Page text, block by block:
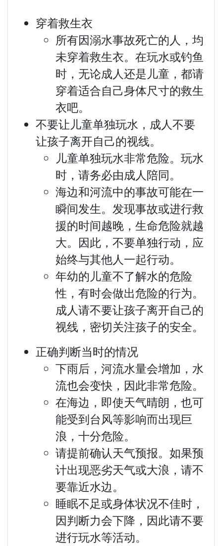
穿着救生衣
所有因溺水事故死亡的人，均
未穿着救生衣。在玩水或钓鱼
时，无论成人还是儿童，都请
穿着适合自己身体尺寸的救生
衣吧。
不要让儿童单独玩水，成人不要
让孩子离开自己的视线。
儿童单独玩水非常危险。玩水
时，请务必由成人陪同。
海边和河流中的事故可能在一
瞬间发生。发现事故或进行救
援的时间越晚，生命危险就越
大。因此，不要单独行动，应
始终与其他人一起行动。
年幼的儿童不了解水的危险
性，有时会做出危险的行为。
成人请不要让孩子离开自己的
视线，密切关注孩子的安全。
正确判断当时的情况
下雨后，河流水量会增加，水
流也会变快，因此非常危险。
在海边，即使天气晴朗，也可
能受到台风等影响而出现巨
浪，十分危险。
请提前确认天气预报。如果预
计出现恶劣天气或大浪，请不
要靠近水边。
睡眠不足或身体状况不佳时，
因判断力会下降，因此请不要
进行玩水等活动。